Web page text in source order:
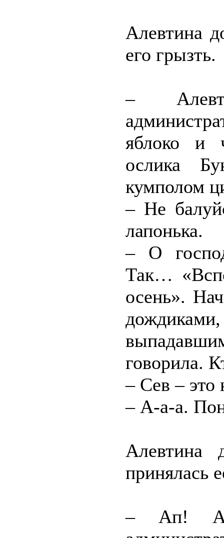
Алевтина
его грызть.
–
яблоко и
ослика
кумполом
– Не
лапонька.
– О
Так…
осень».
говорила.
– Сев – это
– А-а-а.
Алевтина
принялась
– Ап!